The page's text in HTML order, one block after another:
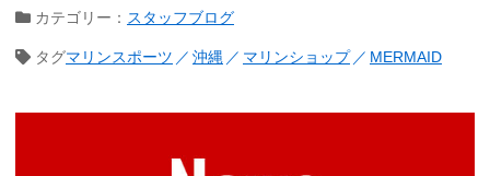
カテゴリー： スタッフブログ
タグマリンスポーツ 沖縄 マリンショップ MERMAID